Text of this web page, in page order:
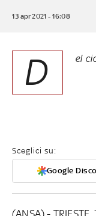
13 apr 2021 - 16:08
D el
Sceglici su:
Google
(ANSA) -